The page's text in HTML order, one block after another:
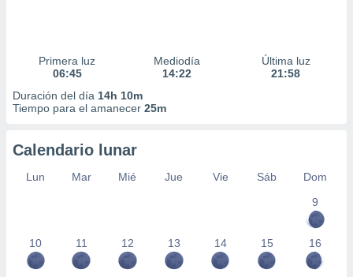
Primera luz
06:45
Mediodía
14:22
Última luz
21:58
Duración del día 14h 10m
Tiempo para el amanecer 25m
Calendario lunar
Lun Mar Mié Jue Vie Sáb
Dom
9
10 11 12 13 14 15 16